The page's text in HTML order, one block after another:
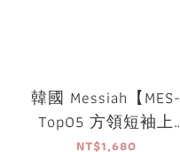
韓國 Messiah【MES-
Top05 方領短袖上
衣】
NT$1,680